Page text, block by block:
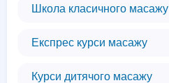
Школа класичного масажу
Експрес курси масажу
Курси дитячого масажу